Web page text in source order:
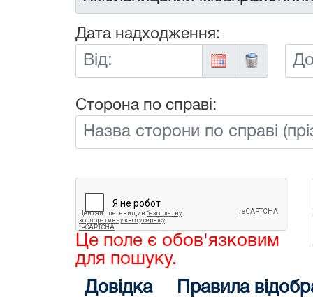
Дата надходження:
Від:
До:
Сторона по справі:
Це поле є обов'язковим
для пошуку.
Довідка
Правила